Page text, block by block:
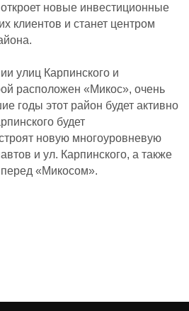
новые инвестиционные
клиентов и станет центром
улиц Карпинского и
расположен «Микос», очень
годы этот район будет активно
будет
новую многоуровневую
и ул. Карпинского, а также
«Микосом».